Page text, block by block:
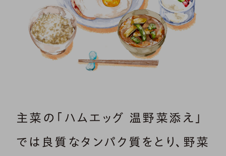
主菜の「ハムエッグ 温野菜添え」
では良質なタンパク質をとり、野菜